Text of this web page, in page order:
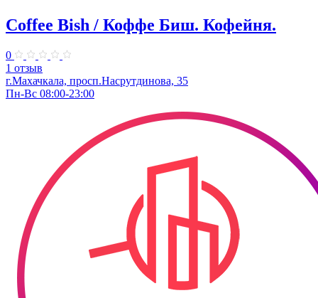
Coffee Bish / Коффе Биш. Кофейня.
0
1 отзыв
г.Махачкала, просп.Насрутдинова, 35
Пн-Вс 08:00-23:00